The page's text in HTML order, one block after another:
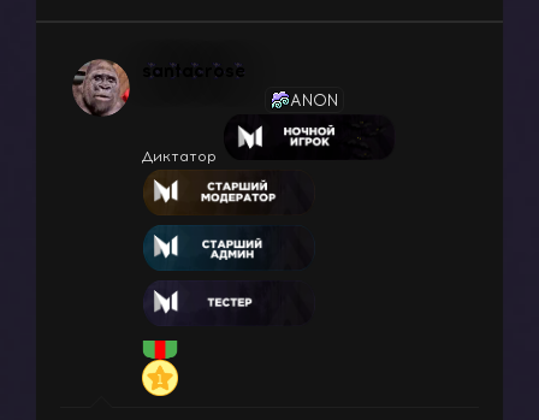
santacrose
ANON
Диктатор